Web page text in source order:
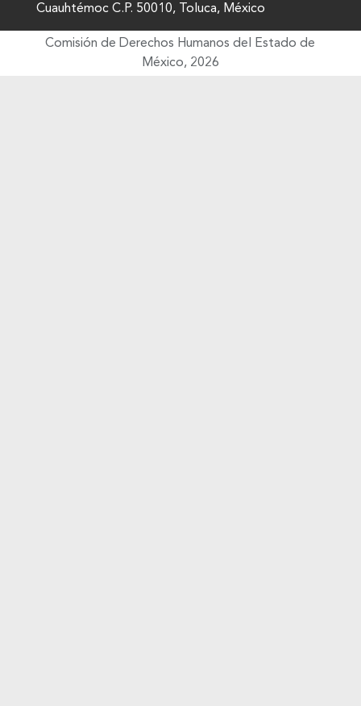
Cuauhtémoc C.P. 50010, Toluca, México
Comisión de Derechos Humanos del Estado de
México, 2026